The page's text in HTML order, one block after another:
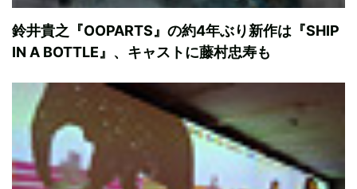
鈴井貴之『OOPARTS』の約4年ぶり新作は『SHIP
IN A BOTTLE』、キャストに藤村忠寿も